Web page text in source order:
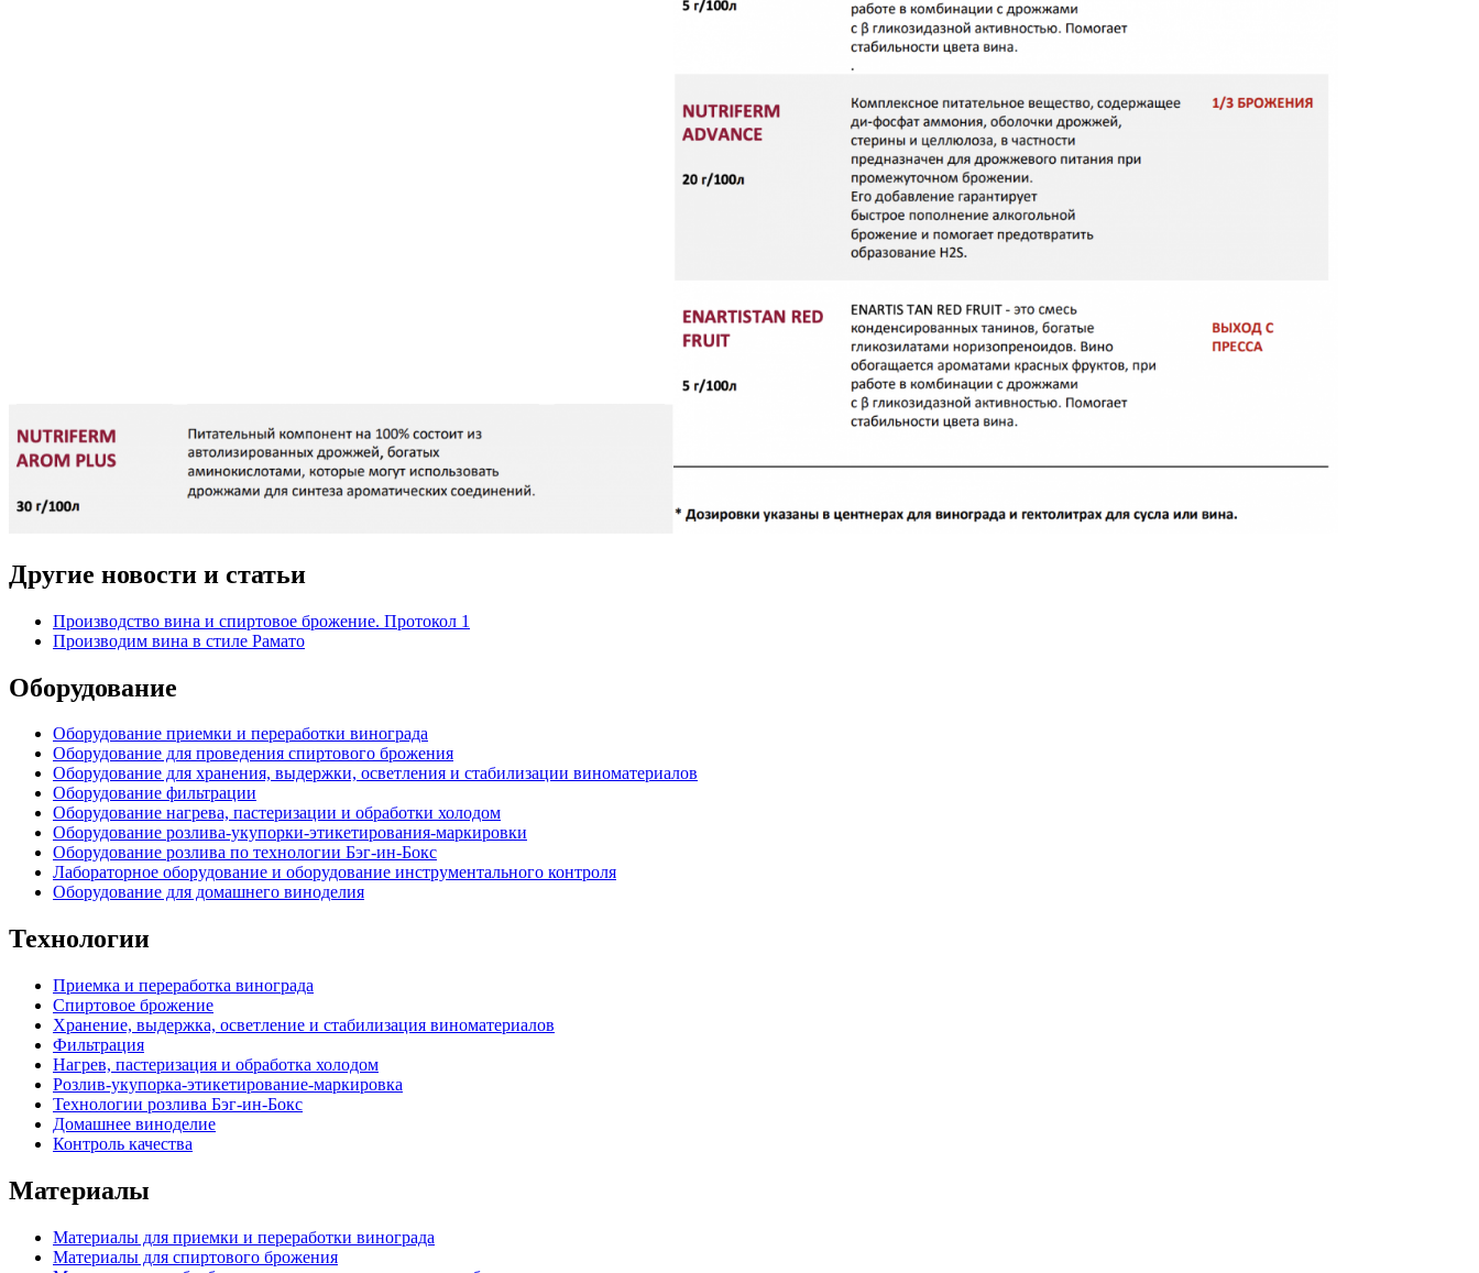
Другие новости и статьи
Производство вина и спиртовое брожение. Протокол 1
Производим вина в стиле Рамато
Оборудование
Оборудование приемки и переработки винограда
Оборудование для проведения спиртового брожения
Оборудование для хранения, выдержки, осветления и стабилизации виноматериалов
Оборудование фильтрации
Оборудование нагрева, пастеризации и обработки холодом
Оборудование розлива-укупорки-этикетирования-маркировки
Оборудование розлива по технологии Бэг-ин-Бокс
Лабораторное оборудование и оборудование инструментального контроля
Оборудование для домашнего виноделия
Технологии
Приемка и переработка винограда
Спиртовое брожение
Хранение, выдержка, осветление и стабилизация виноматериалов
Фильтрация
Нагрев, пастеризация и обработка холодом
Розлив-укупорка-этикетирование-маркировка
Технологии розлива Бэг-ин-Бокс
Домашнее виноделие
Контроль качества
Материалы
Материалы для приемки и переработки винограда
Материалы для спиртового брожения